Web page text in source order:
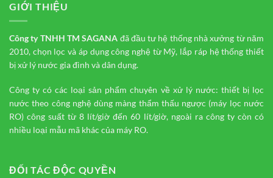
GIỚI THIỆU
Công ty TNHH TMSAGANA đã đầu tư hệ thống nhà xưởng từ năm
2010, chọn lọc và áp dụng công nghệ từ Mỹ, lắp ráp hệ thống thiết
bị xử lý nước gia đình và dân dụng.
Công ty có các loại sản phẩm chuyên về xử lý nước: thiết bị lọc
nước theo công nghệ dùng màng thẩm thấu ngược (máy lọc nước
RO) công suất từ 8 lít/giờ đến 60 lít/giờ, ngoài ra công ty còn có
nhiều loại mẫu mã khác của máy RO.
ĐỐI TÁC ĐỘC QUYỀN